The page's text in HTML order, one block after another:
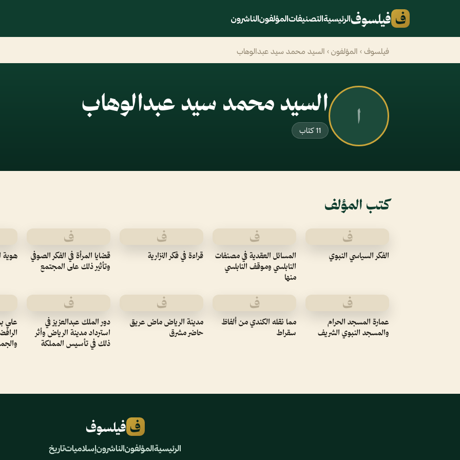
ف فيلسوفالرئيسيةالتصنيفاتالمؤلفونالناشرون
فيلسوف › المؤلفون › السيد محمد سيد عبدالوهاب
ا السيد محمد سيد عبدالوهاب
11 كتاب
كتب المؤلف
ف
الفكر السياسي النبوي
ف
المسائل العقدية في مصنفات
النابلسي وموقف النابلسي
منها
ف
قراءة في فكر النزارية
ف
قضايا المرأة في الفكر الصوفي
وتأثير ذلك على المجتمع
هوية
ف
عمارة المسجد الحرام
والمسجد النبوي الشريف
ف
مما نقله الكندي من ألفاظ
سقراط
ف
مدينة الرياض ماض عريق
حاضر مشرق
ف
دور الملك عبدالعزيز في
استرداد مدينة الرياض وأثر
ذلك في تأسيس المملكة
علي
ف فيلسوف
الرئيسيةالمؤلفونالناشرونإسلامياتتاريخ